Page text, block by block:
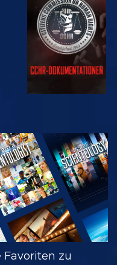
ANSEHEN
SERIE
ENTDECKEN
Favoriten zu